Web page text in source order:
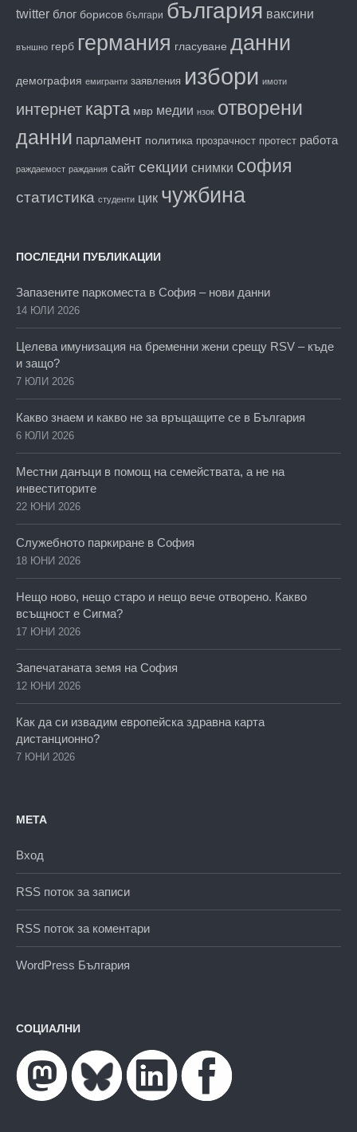
twitter блог борисов българи българия ваксини
външно герб германия гласуване данни
демография емигранти заявления избори имоти
интернет карта мвр медии нзок отворени
данни парламент политика прозрачност протест работа
раждаемост раждания сайт секции снимки софия
статистика студенти цик чужбина
ПОСЛЕДНИ ПУБЛИКАЦИИ
Запазените паркоместа в София – нови данни
14 ЮЛИ 2026
Целева имунизация на бременни жени срещу RSV – къде
и защо?
7 ЮЛИ 2026
Какво знаем и какво не за връщащите се в България
6 ЮЛИ 2026
Местни данъци в помощ на семействата, а не на
инвеститорите
22 ЮНИ 2026
Служебното паркиране в София
18 ЮНИ 2026
Нещо ново, нещо старо и нещо вече отворено. Какво
всъщност е Сигма?
17 ЮНИ 2026
Запечатаната земя на София
12 ЮНИ 2026
Как да си извадим европейска здравна карта
дистанционно?
7 ЮНИ 2026
МЕТА
Вход
RSS поток за записи
RSS поток за коментари
WordPress България
СОЦИАЛНИ